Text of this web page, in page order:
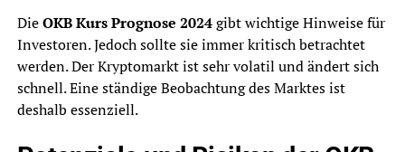
DieOKB Kurs Prognose 2024gibt wichtige Hinweise für
Investoren. Jedoch sollte sie immer kritisch betrachtet
werden. Der Kryptomarkt ist sehr volatil und ändert sich
schnell. Eine ständige Beobachtung des Marktes ist
deshalb essenziell.